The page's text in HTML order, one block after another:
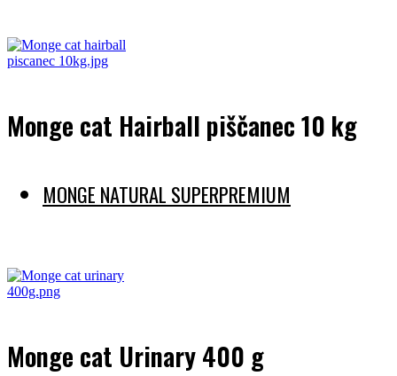
Monge cat Hairball piščanec 10 kg
MONGE NATURAL SUPERPREMIUM
Monge cat Urinary 400 g